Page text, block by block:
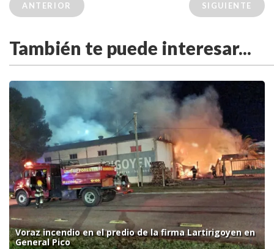
ANTERIOR SIGUIENTE
También te puede interesar...
Voraz incendio en el predio de la firma Lartirigoyen en
General Pico